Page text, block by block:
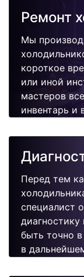
Ремонт
Мы
короткое
или иной
мастеров
инвентарь и
быстро,
Перед тем
специалист
быть точно
в